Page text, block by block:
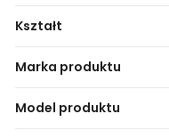
Kształt
Marka produktu
Model produktu